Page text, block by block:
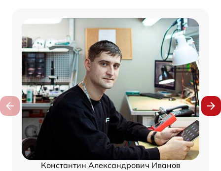
Константин Александрович Иванов